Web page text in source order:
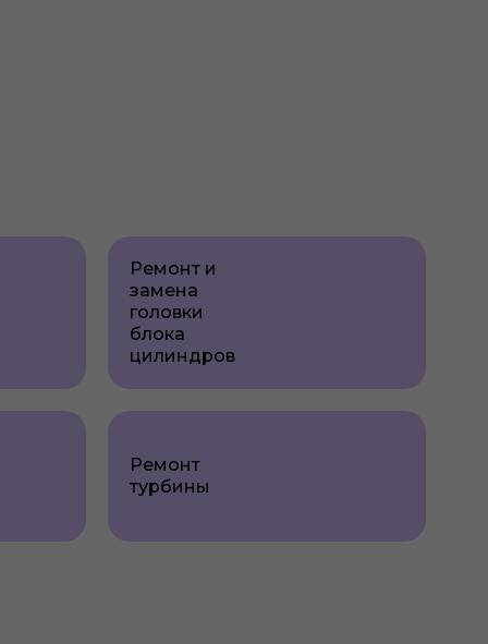
Ремонт и
замена
головки
блока
цилиндров
Ремонт
турбины